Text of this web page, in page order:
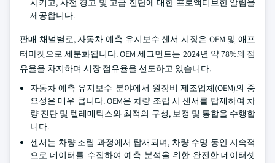
시키고, 사전 경고 및 고급 진단에 대한 프로액티브한 알림을
제공합니다.
판매 채널별로, 자동차 예측 유지보수 센서 시장은 OEM 및 애프
터마켓으로 세분화됩니다. OEM 세그먼트는 2024년 약 78%의 점
유율을 차지하며 시장 점유율을 선도하고 있습니다.
자동차 예측 유지보수 분야에서 원장비 제조업체(OEM)의 중
요성은 매우 큽니다. OEM은 차량 조립 시 센서를 탑재하여 차
량 진단 및 텔레매틱스와 최적의 구성, 보정 및 통합을 수행합
니다.
센서는 차량 조립 과정에서 탑재되며, 차량 수명 동안 지속적
으로 데이터를 수집하여 예측 분석을 위한 완전한 데이터셋